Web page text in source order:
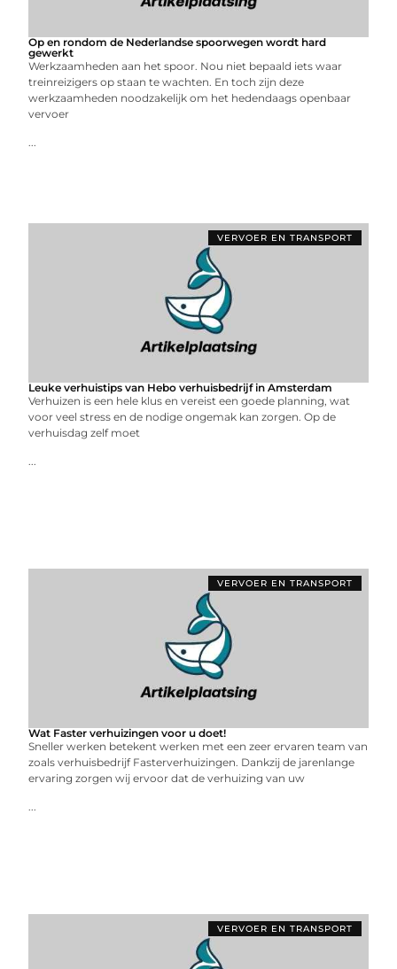
Op en rondom de Nederlandse spoorwegen wordt hard
gewerkt
Werkzaamheden aan het spoor. Nou niet bepaald iets waar
treinreizigers op staan te wachten. En toch zijn deze
werkzaamheden noodzakelijk om het hedendaags openbaar
vervoer
...
VERVOER EN TRANSPORT
Leuke verhuistips van Hebo verhuisbedrijf in Amsterdam
Verhuizen is een hele klus en vereist een goede planning, wat
voor veel stress en de nodige ongemak kan zorgen. Op de
verhuisdag zelf moet
...
VERVOER EN TRANSPORT
Wat Faster verhuizingen voor u doet!
Sneller werken betekent werken met een zeer ervaren team van
zoals verhuisbedrijf Fasterverhuizingen. Dankzij de jarenlange
ervaring zorgen wij ervoor dat de verhuizing van uw
...
VERVOER EN TRANSPORT